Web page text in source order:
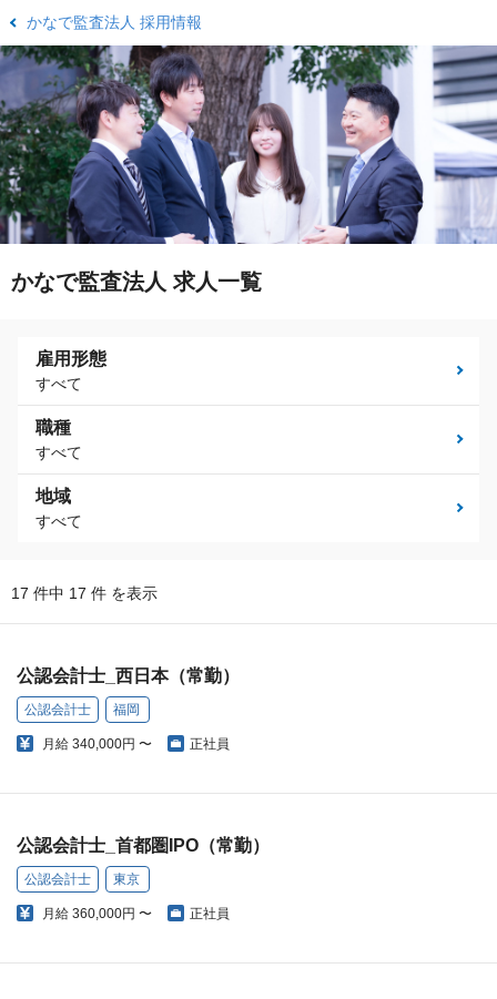
かなで監査法人 採用情報
かなで監査法人 求人一覧
雇用形態
すべて
職種
すべて
地域
すべて
17 件中 17 件 を表示
公認会計士_西日本（常勤）
公認会計士 福岡
月給 340,000円 〜 正社員
公認会計士_首都圏IPO（常勤）
公認会計士 東京
月給 360,000円 〜 正社員